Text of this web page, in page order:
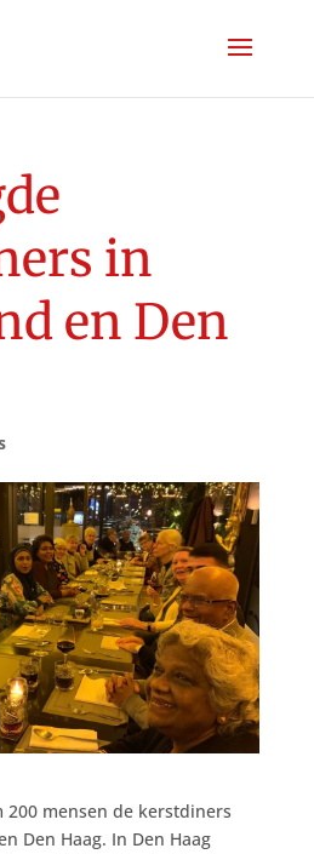
in
en Den
mensen de kerstdiners
Den Haag. In Den Haag